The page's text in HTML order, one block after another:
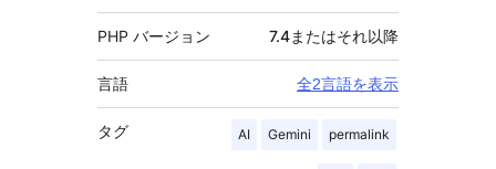
PHP バージョン 7.4またはそれ以降
言語 全2言語を表示
タグ AI Gemini permalink